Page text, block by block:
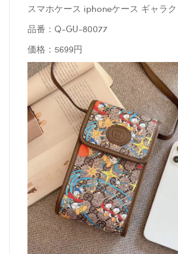
スマホケース iphoneケース ギャラ
品番：Q-GU-80077
価格：5699円